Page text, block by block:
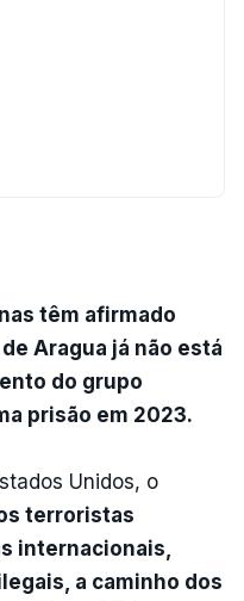
têm afirmado
Aragua já não está
do grupo
prisão em 2023.
Unidos, o
terroristas
internacionais,
a caminho dos